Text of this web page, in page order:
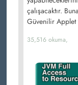
çalışacaktır.
Güvenilir Applet
35,516 okuma,